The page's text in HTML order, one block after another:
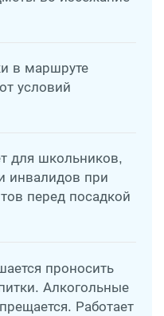
в маршруте
условий
для школьников,
инвалидов при
перед посадкой
проносить
Алкогольные
Работает